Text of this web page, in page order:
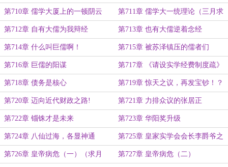
第710章 儒学大厦上的一顿阴云 第711章 儒学大一统理论（三月求
票！）
第712章 自有大儒为我辩经 第713章 也有大儒逆着念经
第714章 什么叫巨儒啊！ 第715章 被苏泽镇压的儒者们
第716章 巨儒的阳谋 第717章 《请设实学经费制度疏》
第718章 债务是核心 第719章 惊天之议，再发宝钞！？
第720章 迈向近代财政之路! 第721章 力排众议的张居正
第722章 锱铢才是未来 第723章 华阳奖升级
第724章 八仙过海，各显神通 第725章 皇家实学会会长李爵爷之
其二
第726章 皇帝病危（一）（求月 第727章 皇帝病危（二）